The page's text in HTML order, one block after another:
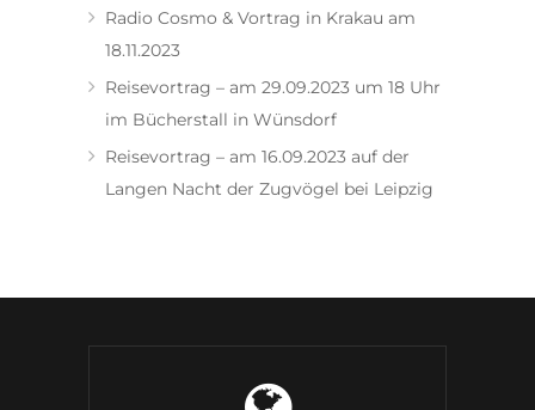
Radio Cosmo & Vortrag in Krakau am
18.11.2023
Reisevortrag – am 29.09.2023 um 18 Uhr
im Bücherstall in Wünsdorf
Reisevortrag – am 16.09.2023 auf der
Langen Nacht der Zugvögel bei Leipzig